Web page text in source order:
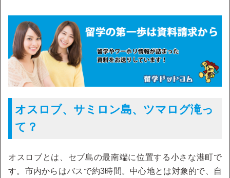
オスロブ、サミロン島、ツマログ滝っ
て？
オスロブとは、セブ島の最南端に位置する小さな港町で
す。市内からはバスで約3時間。中心地とは対象的で、自